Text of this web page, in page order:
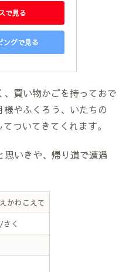
で見る
ングで見る
買い物かごを持っておで
やふくろう、いたちの
ついてきてくれます。
いきや、帰り道で遭遇
かわこえて
く